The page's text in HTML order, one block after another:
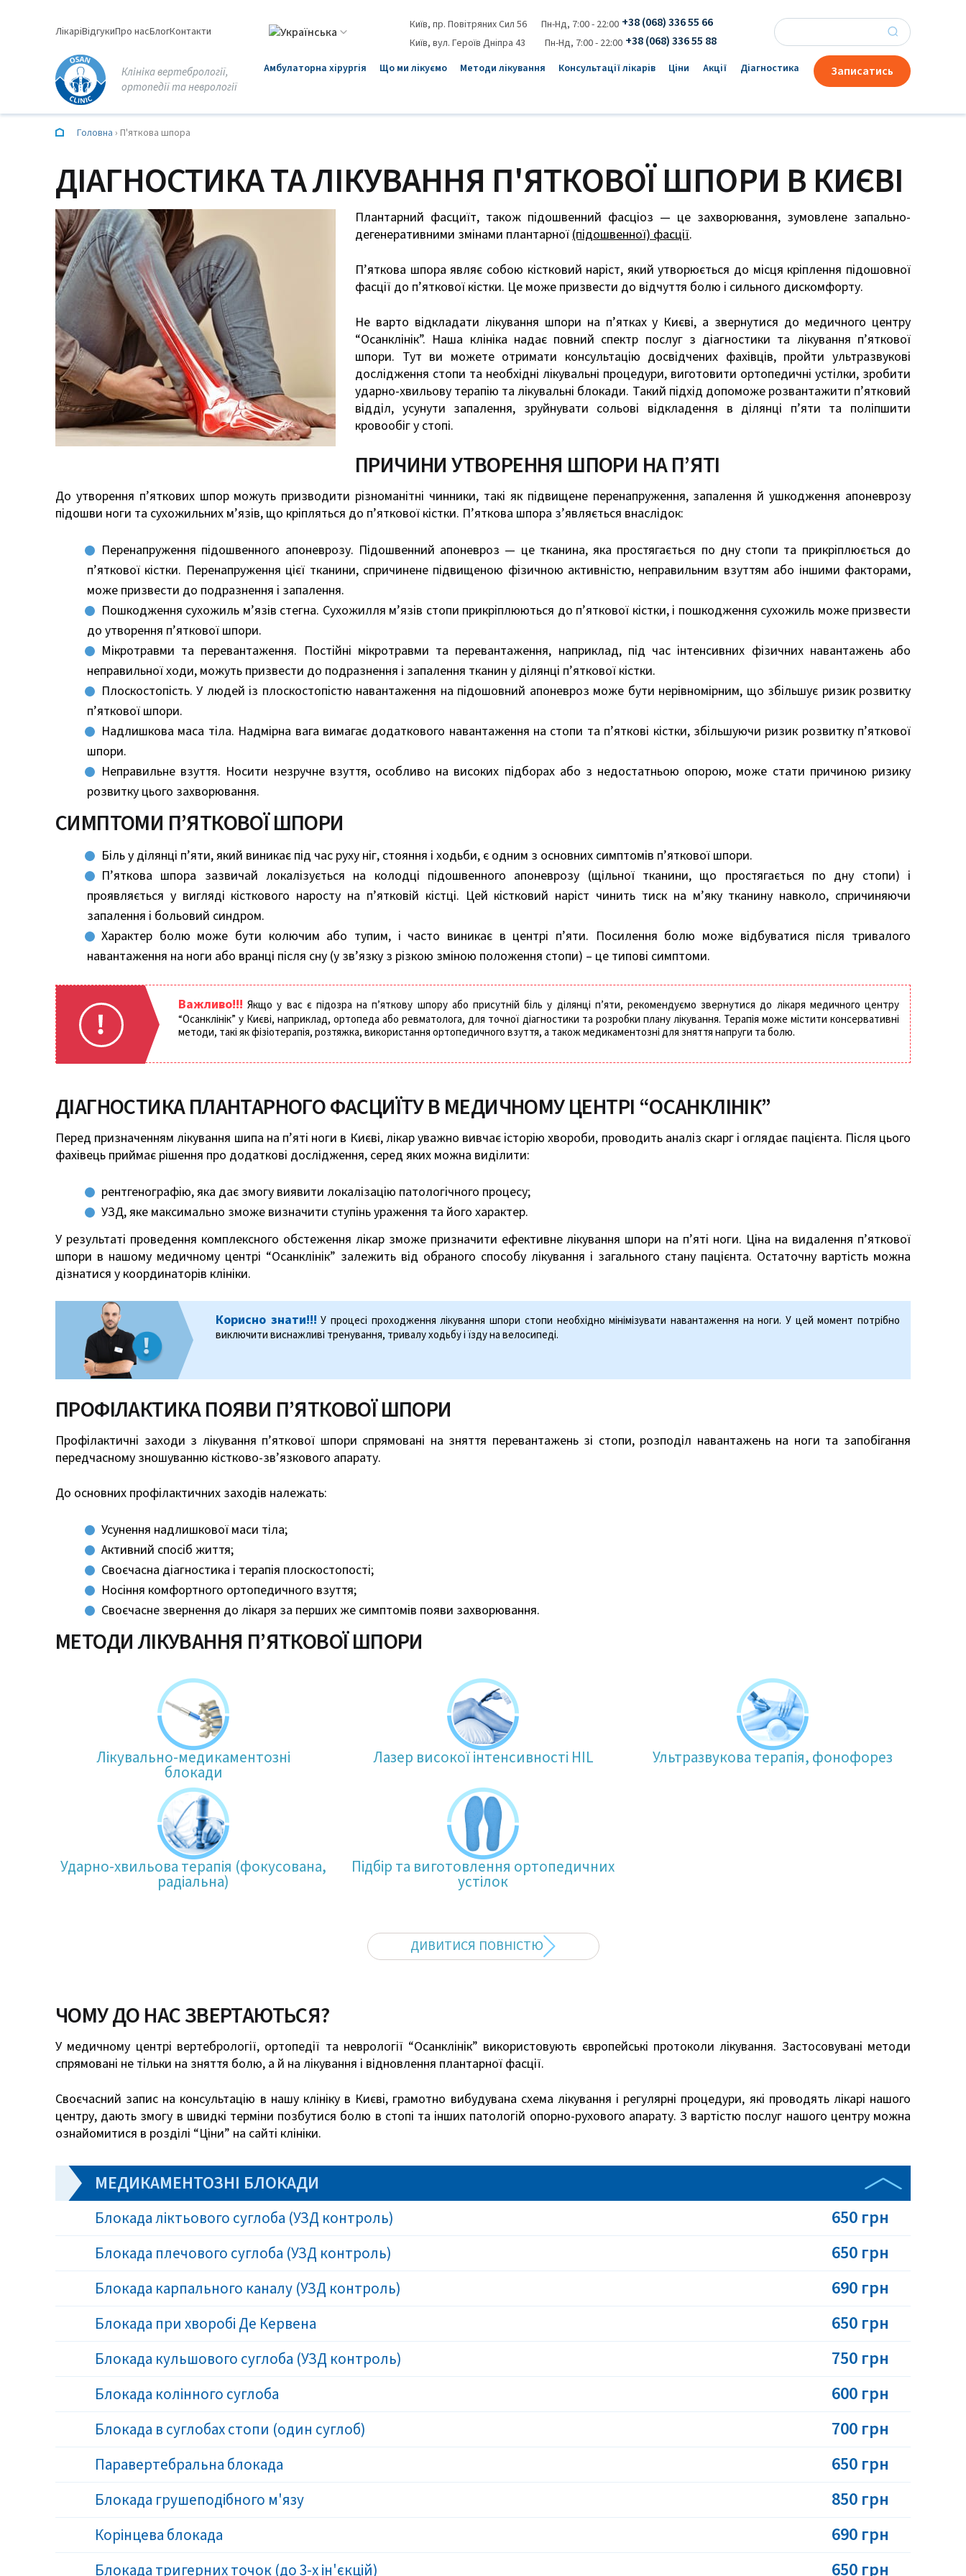
ЛікаріВідгукиПро насБлогКонтакти Київ, пр. Повітряних Сил 56 Пн-Нд, 7:00 - 22:00 +38 (068) 336 55 66
Київ, вул. Героїв Дніпра 43 Пн-Нд, 7:00 - 22:00 +38 (068) 336 55 88
Клініка вертебрології,
ортопедії та неврології
Амбулаторна хірургія Що ми лікуємо Методи лікування Консультації лікарів Ціни Акції Діагностика Записатись
Головна › П'яткова шпора
ДІАГНОСТИКА ТА ЛІКУВАННЯ П'ЯТКОВОЇ ШПОРИ В КИЄВІ
Плантарний фасциїт, також підошвенний фасціоз — це захворювання, зумовлене запально-
дегенеративними змінами плантарної(підошвенної) фасції.
П’яткова шпора являє собою кістковий наріст, який утворюється до місця кріплення підошовної
фасції до п’яткової кістки. Це може призвести до відчуття болю і сильного дискомфорту.
Не варто відкладати лікування шпори на п’ятках у Києві, а звернутися до медичного центру
“Осанклінік”. Наша клініка надає повний спектр послуг з діагностики та лікування п’яткової
шпори. Тут ви можете отримати консультацію досвідчених фахівців, пройти ультразвукові
дослідження стопи та необхідні лікувальні процедури, виготовити ортопедичні устілки, зробити
ударно-хвильову терапію та лікувальні блокади. Такий підхід допоможе розвантажити п’ятковий
відділ, усунути запалення, зруйнувати сольові відкладення в ділянці п’яти та поліпшити
кровообіг у стопі.
ПРИЧИНИ УТВОРЕННЯ ШПОРИ НА П’ЯТІ
До утворення п’яткових шпор можуть призводити різноманітні чинники, такі як підвищене перенапруження, запалення й ушкодження апоневрозу
підошви ноги та сухожильних м’язів, що кріпляться до п’яткової кістки. П’яткова шпора з’являється внаслідок:
Перенапруження підошвенного апоневрозу. Підошвенний апоневроз — це тканина, яка простягається по дну стопи та прикріплюється до
п’яткової кістки. Перенапруження цієї тканини, спричинене підвищеною фізичною активністю, неправильним взуттям або іншими факторами,
може призвести до подразнення і запалення.
Пошкодження сухожиль м’язів стегна. Сухожилля м’язів стопи прикріплюються до п’яткової кістки, і пошкодження сухожиль може призвести
до утворення п’яткової шпори.
Мікротравми та перевантаження. Постійні мікротравми та перевантаження, наприклад, під час інтенсивних фізичних навантажень або
неправильної ходи, можуть призвести до подразнення і запалення тканин у ділянці п’яткової кістки.
Плоскостопість. У людей із плоскостопістю навантаження на підошовний апоневроз може бути нерівномірним, що збільшує ризик розвитку
п’яткової шпори.
Надлишкова маса тіла. Надмірна вага вимагає додаткового навантаження на стопи та п’яткові кістки, збільшуючи ризик розвитку п’яткової
шпори.
Неправильне взуття. Носити незручне взуття, особливо на високих підборах або з недостатньою опорою, може стати причиною ризику
розвитку цього захворювання.
СИМПТОМИ П’ЯТКОВОЇ ШПОРИ
Біль у ділянці п’яти, який виникає під час руху ніг, стояння і ходьби, є одним з основних симптомів п’яткової шпори.
П’яткова шпора зазвичай локалізується на колодці підошвенного апоневрозу (щільної тканини, що простягається по дну стопи) і
проявляється у вигляді кісткового наросту на п’ятковій кістці. Цей кістковий наріст чинить тиск на м’яку тканину навколо, спричиняючи
запалення і больовий синдром.
Характер болю може бути колючим або тупим, і часто виникає в центрі п’яти. Посилення болю може відбуватися після тривалого
навантаження на ноги або вранці після сну (у зв’язку з різкою зміною положення стопи) – це типові симптоми.
Важливо!!! Якщо у вас є підозра на п’яткову шпору або присутній біль у ділянці п’яти, рекомендуємо звернутися до лікаря медичного центру
“Осанклінік” у Києві, наприклад, ортопеда або ревматолога, для точної діагностики та розробки плану лікування. Терапія може містити консервативні
методи, такі як фізіотерапія, розтяжка, використання ортопедичного взуття, а також медикаментозні для зняття напруги та болю.
ДІАГНОСТИКА ПЛАНТАРНОГО ФАСЦИЇТУ В МЕДИЧНОМУ ЦЕНТРІ “ОСАНКЛІНІК”
Перед призначенням лікування шипа на п’яті ноги в Києві, лікар уважно вивчає історію хвороби, проводить аналіз скарг і оглядає пацієнта. Після цього
фахівець приймає рішення про додаткові дослідження, серед яких можна виділити:
рентгенографію, яка дає змогу виявити локалізацію патологічного процесу;
УЗД, яке максимально зможе визначити ступінь ураження та його характер.
У результаті проведення комплексного обстеження лікар зможе призначити ефективне лікування шпори на п’яті ноги. Ціна на видалення п’яткової
шпори в нашому медичному центрі “Осанклінік” залежить від обраного способу лікування і загального стану пацієнта. Остаточну вартість можна
дізнатися у координаторів клініки.
Корисно знати!!! У процесі проходження лікування шпори стопи необхідно мінімізувати навантаження на ноги. У цей момент потрібно
виключити виснажливі тренування, тривалу ходьбу і їзду на велосипеді.
ПРОФІЛАКТИКА ПОЯВИ П’ЯТКОВОЇ ШПОРИ
Профілактичні заходи з лікування п’яткової шпори спрямовані на зняття перевантажень зі стопи, розподіл навантажень на ноги та запобігання
передчасному зношуванню кістково-зв’язкового апарату.
До основних профілактичних заходів належать:
Усунення надлишкової маси тіла;
Активний спосіб життя;
Своєчасна діагностика і терапія плоскостопості;
Носіння комфортного ортопедичного взуття;
Своєчасне звернення до лікаря за перших же симптомів появи захворювання.
МЕТОДИ ЛІКУВАННЯ П’ЯТКОВОЇ ШПОРИ
Лікувально-медикаментозні
блокади
Лазер високої інтенсивності HIL Ультразвукова терапія, фонофорез
Ударно-хвильова терапія (фокусована,
радіальна)
Підбір та виготовлення ортопедичних
устілок
ДИВИТИСЯ ПОВНІСТЮ
ЧОМУ ДО НАС ЗВЕРТАЮТЬСЯ?
У медичному центрі вертебрології, ортопедії та неврології “Осанклінік” використовують європейські протоколи лікування. Застосовувані методи
спрямовані не тільки на зняття болю, а й на лікування і відновлення плантарної фасції.
Своєчасний запис на консультацію в нашу клініку в Києві, грамотно вибудувана схема лікування і регулярні процедури, які проводять лікарі нашого
центру, дають змогу в швидкі терміни позбутися болю в стопі та інших патологій опорно-рухового апарату. З вартістю послуг нашого центру можна
ознайомитися в розділі “Ціни” на сайті клініки.
МЕДИКАМЕНТОЗНІ БЛОКАДИ
Блокада ліктьового суглоба (УЗД контроль) 650 грн
Блокада плечового суглоба (УЗД контроль) 650 грн
Блокада карпального каналу (УЗД контроль) 690 грн
Блокада при хворобі Де Кервена 650 грн
Блокада кульшового суглоба (УЗД контроль) 750 грн
Блокада колінного суглоба 600 грн
Блокада в суглобах стопи (один суглоб) 700 грн
Паравертебральна блокада 650 грн
Блокада грушеподібного м'язу 850 грн
Корінцева блокада 690 грн
Блокада тригерних точок (до 3-х ін'єкцій) 650 грн